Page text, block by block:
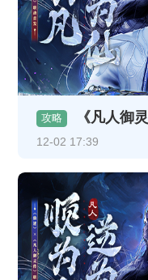
攻略 《凡人御
12-02 17:39